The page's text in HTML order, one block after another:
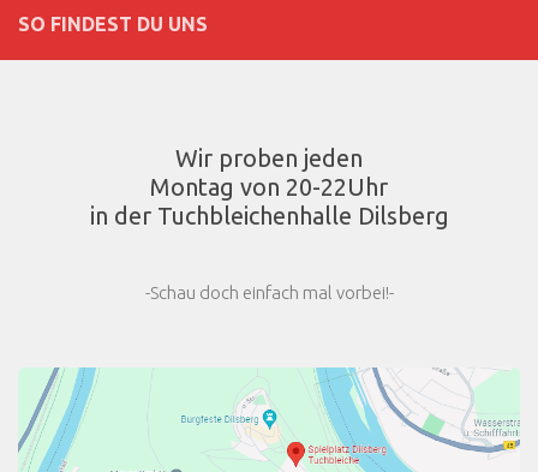
SO FINDEST DU UNS
Wir proben jeden
Montag von 20-22Uhr
in der Tuchbleichenhalle Dilsberg
-Schau doch einfach mal vorbei!-